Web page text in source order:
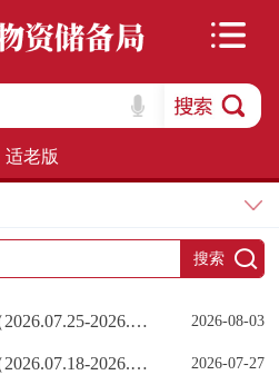
适老版
北京粮油市场信息周报（2026.07.25-2026.07.31） 2026-08-03
北京粮油市场信息周报（2026.07.18-2026.07.24） 2026-07-27